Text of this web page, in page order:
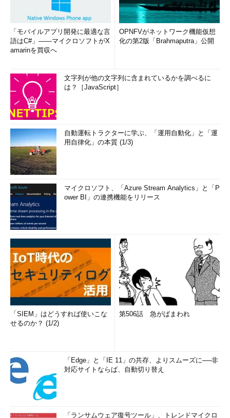
「モバイルアプリ開発に最適な言
語はC#」――マイクロソフトがX
amarinを買収へ
OPNFVがネットワーク機能仮想
化の第2版「Brahmaputra」公開
文字列が他の文字列に含まれているかを調べるに
は？［JavaScript］
自動運転トラクターに学ぶ、「運用自動化」と「運
用自律化」の本質 (1/3)
マイクロソフト、「Azure Stream Analytics」と「P
ower BI」の連携機能をリリース
「SIEM」はどうすれば使いこな
せるのか？ (1/2)
第506話 急がばまわれ
「Edge」と「IE 11」の共存、よりスムーズに──非
対応サイトならば、自動切り替え
「ランサムウェア復号ツール」、トレンドマイクロ